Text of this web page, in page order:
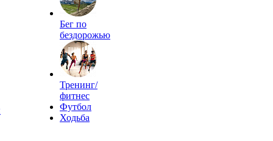
Бег по
бездорожью
Тренинг/
фитнес
Футбол
Ходьба